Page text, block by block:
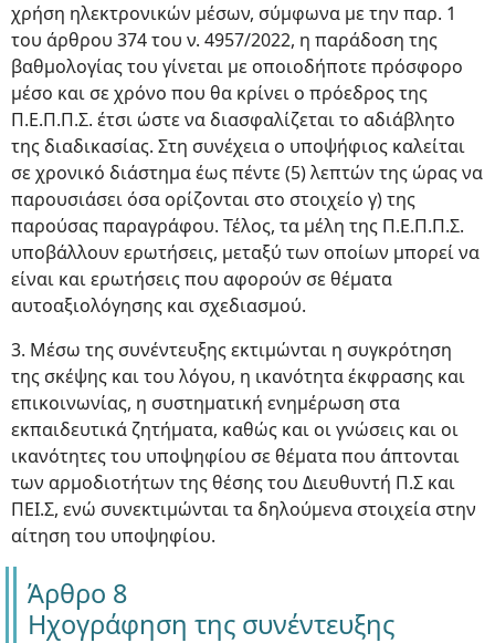
χρήση ηλεκτρονικών μέσων, σύμφωνα με την παρ. 1
του άρθρου 374 του ν. 4957/2022, η παράδοση της
βαθμολογίας του γίνεται με οποιοδήποτε πρόσφορο
μέσο και σε χρόνο που θα κρίνει ο πρόεδρος της
Π.Ε.Π.Π.Σ. έτσι ώστε να διασφαλίζεται το αδιάβλητο
της διαδικασίας. Στη συνέχεια ο υποψήφιος καλείται
σε χρονικό διάστημα έως πέντε (5) λεπτών της ώρας να
παρουσιάσει όσα ορίζονται στο στοιχείο γ) της
παρούσας παραγράφου. Τέλος, τα μέλη της Π.Ε.Π.Π.Σ.
υποβάλλουν ερωτήσεις, μεταξύ των οποίων μπορεί να
είναι και ερωτήσεις που αφορούν σε θέματα
αυτοαξιολόγησης και σχεδιασμού.
3. Μέσω της συνέντευξης εκτιμώνται η συγκρότηση
της σκέψης και του λόγου, η ικανότητα έκφρασης και
επικοινωνίας, η συστηματική ενημέρωση στα
εκπαιδευτικά ζητήματα, καθώς και οι γνώσεις και οι
ικανότητες του υποψηφίου σε θέματα που άπτονται
των αρμοδιοτήτων της θέσης του Διευθυντή Π.Σ και
ΠΕΙ.Σ, ενώ συνεκτιμώνται τα δηλούμενα στοιχεία στην
αίτηση του υποψηφίου.
Άρθρο 8
Ηχογράφηση της συνέντευξης